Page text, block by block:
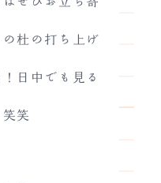
杜の打ち上げ
日中でも見る
笑